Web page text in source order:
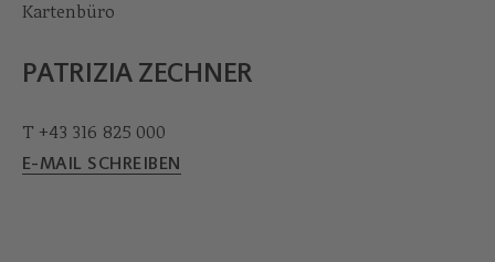
Kartenbüro
PATRIZIA ZECHNER
T +43 316 825 000
E-MAIL SCHREIBEN